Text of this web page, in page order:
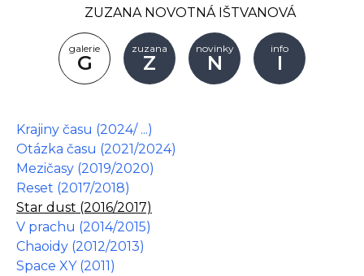
ZUZANA NOVOTNÁ IŠTVANOVÁ
galerie
G
zuzana
Z
novinky
N
info
I
Krajiny času (2024/ ...)
Otázka času (2021/2024)
Mezičasy (2019/2020)
Reset (2017/2018)
Star dust (2016/2017)
V prachu (2014/2015)
Chaoidy (2012/2013)
Space XY (2011)